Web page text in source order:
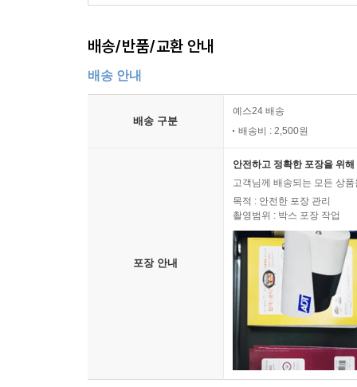
배송/반품/교환 안내
배송 안내
배송 구분
예스24 배송
배송비 : 2,500원
포장 안내
안전하고 정확한 포장을 위
고객님께 배송되는 모든 상
목적 : 안전한 포장 관리
촬영범위 : 박스 포장 작업